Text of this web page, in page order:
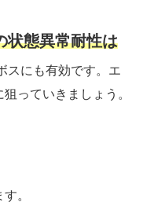
状態異常耐性は
スにも有効です。エ
っていきましょう。
。